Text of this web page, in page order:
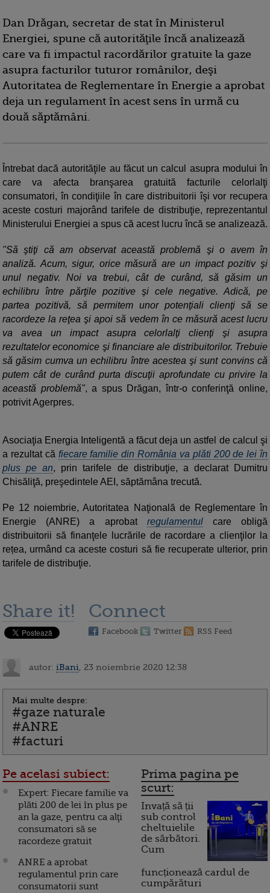
Dan Drăgan, secretar de stat în Ministerul
Energiei, spune că autorităţile încă analizează
care va fi impactul racordărilor gratuite la gaze
asupra facturilor tuturor românilor, deşi
Autoritatea de Reglementare în Energie a aprobat
deja un regulament în acest sens în urmă cu
două săptămâni.
Întrebat dacă autorităţile au făcut un calcul asupra modului în
care va afecta branşarea gratuită facturile celorlalţi
consumatori, în condiţiile în care distribuitorii îşi vor recupera
aceste costuri majorând tarifele de distribuţie, reprezentantul
Ministerului Energiei a spus că acest lucru încă se analizează.
"Să ştiţi că am observat această problemă şi o avem în
analiză. Acum, sigur, orice măsură are un impact pozitiv şi
unul negativ. Noi va trebui, cât de curând, să găsim un
echilibru între părţile pozitive şi cele negative. Adică, pe
partea pozitivă, să permitem unor potenţiali clienţi să se
racordeze la reţea şi apoi să vedem în ce măsură acest lucru
va avea un impact asupra celorlalţi clienţi şi asupra
rezultatelor economice şi financiare ale distribuitorilor. Trebuie
să găsim cumva un echilibru între acestea şi sunt convins că
putem cât de curând purta discuţii aprofundate cu privire la
această problemă", a spus Drăgan, într-o conferinţă online,
potrivit Agerpres.
Asociaţia Energia Inteligentă a făcut deja un astfel de calcul şi
a rezultat că fiecare familie din România va plăti 200 de lei în
plus pe an, prin tarifele de distribuţie, a declarat Dumitru
Chisăliţă, preşedintele AEI, săptămâna trecută.
Pe 12 noiembrie, Autoritatea Naţională de Reglementare în
Energie (ANRE) a aprobat regulamentulcare obligă
distribuitorii să finanţele lucrările de racordare a clienţilor la
rețea, urmând ca aceste costuri să fie recuperate ulterior, prin
tarifele de distribuţie.
Share it! Connect
Facebook Twitter RSS Feed
autor: iBani , 23 noiembrie 2020 12:38
Mai multe despre:
#gaze naturale
#ANRE
#facturi
Pe acelasi subiect:
Expert: Fiecare familie va
plăti 200 de lei în plus pe
an la gaze, pentru ca alţi
consumatori să se
racordeze gratuit
ANRE a aprobat
regulamentul prin care
consumatorii sunt
Prima pagina pe
scurt:
Invață să ții
sub control
cheltuielile
de sărbători.
Cum
funcționează cardul de
cumpărături